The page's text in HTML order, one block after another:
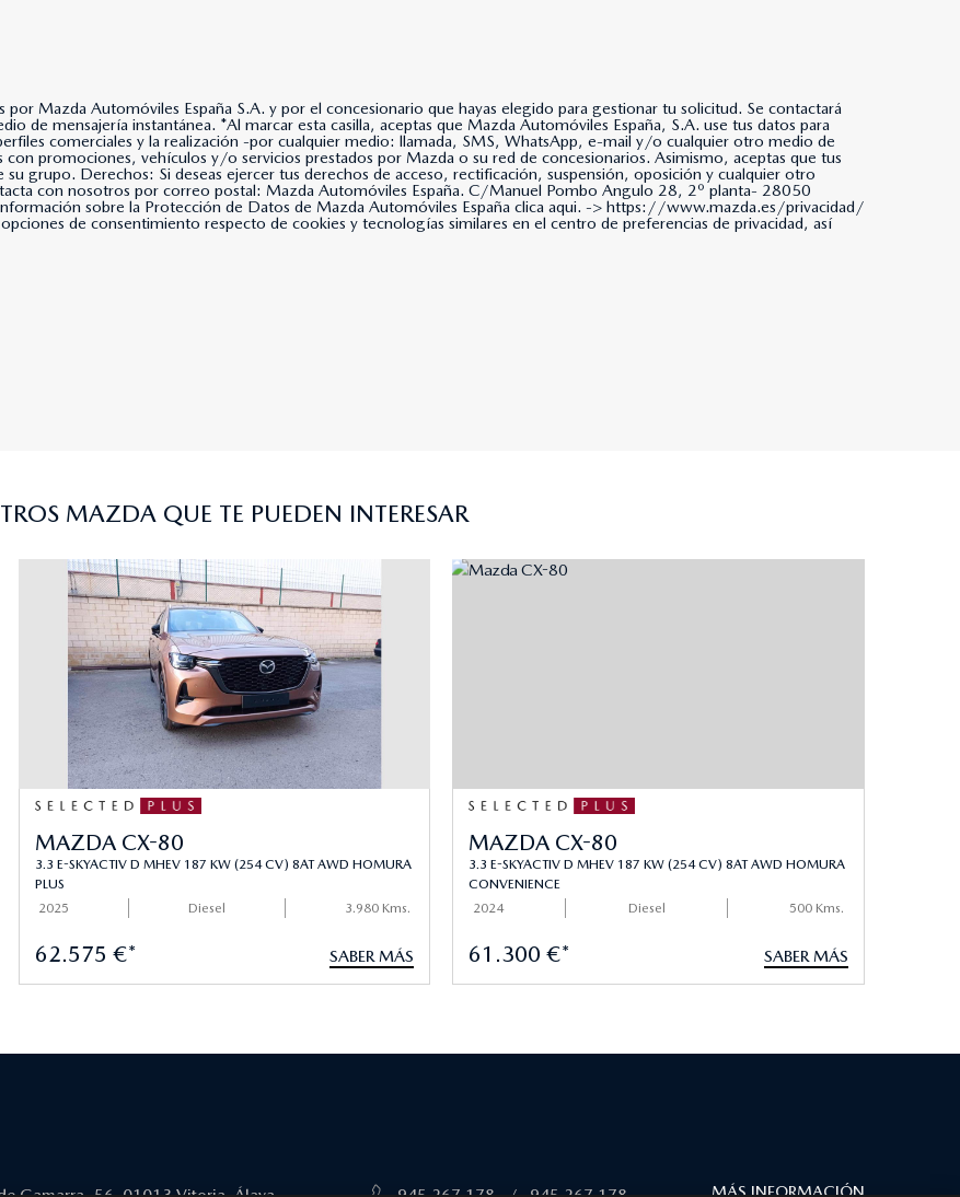
Mazda Automóviles España S.A. y por el concesionario que hayas elegido para gestionar tu solicitud. Se contactará
que Mazda Automóviles España, S.A. use tus datos para
comerciales y la realización -por cualquier medio: llamada, SMS, WhatsApp, e-mail y/o cualquier otro medio de
con promociones, vehículos y/o servicios prestados por Mazda o su red de concesionarios. Asimismo, aceptas que tus
su grupo. Derechos: Si deseas ejercer tus derechos de acceso, rectificación, suspensión, oposición y cualquier otro
con nosotros por correo postal: Mazda Automóviles España. C/Manuel Pombo Angulo 28, 2º planta- 28050
sobre la Protección de Datos de Mazda Automóviles España clica aqui. -> https://www.mazda.es/privacidad/
de consentimiento respecto de cookies y tecnologías similares en el centro de preferencias de privacidad, así
MAZDA QUE TE PUEDEN INTERESAR
MAZDA CX-80
3.3 E-SKYACTIV D MHEV 187 KW (254 CV) 8AT AWD HOMURA
PLUS
2025
Diesel 3.980 Kms.
62.575 €* SABER MÁS
MAZDA CX-80
3.3 E-SKYACTIV D MHEV 187 KW (254 CV) 8AT AWD HOMURA
CONVENIENCE
2024
Diesel 500 Kms.
61.300 €* SABER MÁS
MÁS INFORMACIÓN